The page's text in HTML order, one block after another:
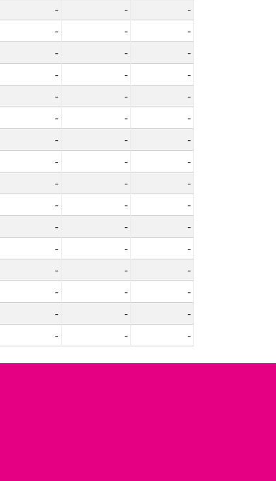
- -
-
- -
-
- -
-
- -
-
- -
-
- -
-
- -
-
- -
-
- -
-
- -
-
- -
-
- -
-
- -
-
- -
-
- -
-
- - -